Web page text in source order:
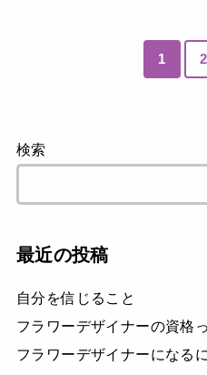
1 2
検索
最近の投稿
自分を信じること
フラワーデザイナーの資格
フラワーデザイナーになる